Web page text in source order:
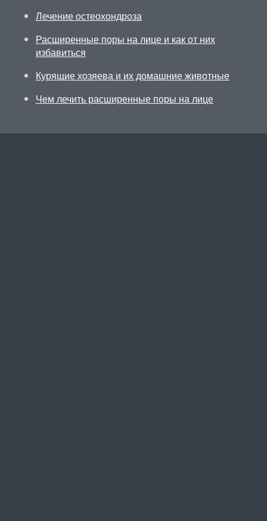
Лечение остеохондроза
Расширенные поры на лице и как от них
избавиться
Курящие хозяева и их домашние животные
Чем лечить расширенные поры на лице